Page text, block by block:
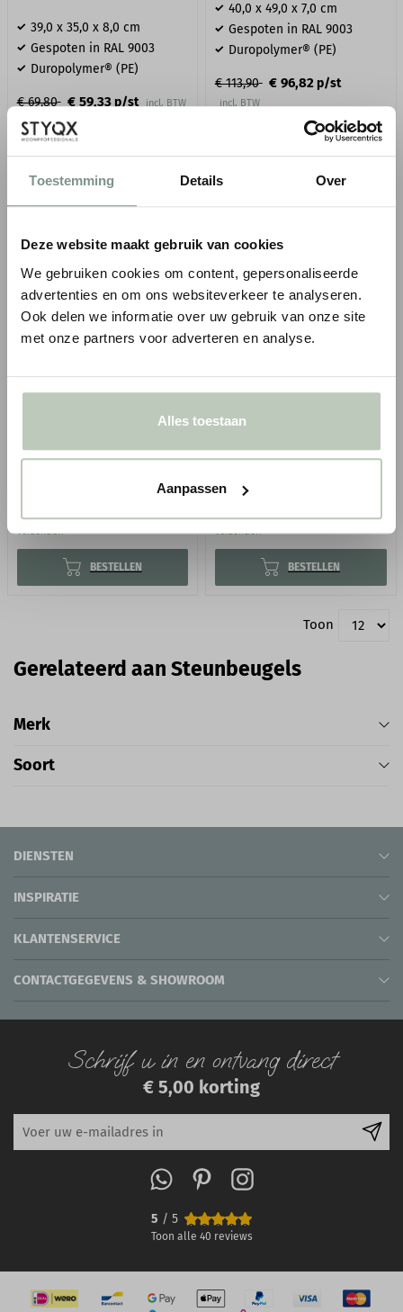
Toestemming Details Over
Deze website maakt gebruik van cookies
We gebruiken cookies om content, gepersonaliseerde
advertenties en om ons websiteverkeer te analyseren.
Ook delen we informatie over uw gebruik van onze site
met onze partners voor adverteren en analyse.
Alles toestaan
Aanpassen
39,0 x 35,0 x 8,0 cm
Gespoten in RAL 9003
Duropolymer® (PE)
€ 69,80 € 59,33p/st
incl. BTW
● Voor 10.15 uur besteld, vandaag
verzonden
40,0 x 49,0 x 7,0 cm
Gespoten in RAL 9003
Duropolymer® (PE)
€ 113,90 € 96,82p/st
incl. BTW
● Voor 10.15 uur besteld, vandaag
● Voor 10.15 uur besteld, vandaag
verzonden
BESTELLEN
Gespoten in RAL 9003
incl. BTW
● Voor 10.15 uur besteld, vandaag
verzonden
BESTELLEN
Toon
Gerelateerd aan Steunbeugels
Merk
Soort
DIENSTEN
INSPIRATIE
KLANTENSERVICE
CONTACTGEGEVENS & SHOWROOM
Schrijf u in en ontvang direct
€ 5,00 korting
5 / 5
Toon alle 40 reviews